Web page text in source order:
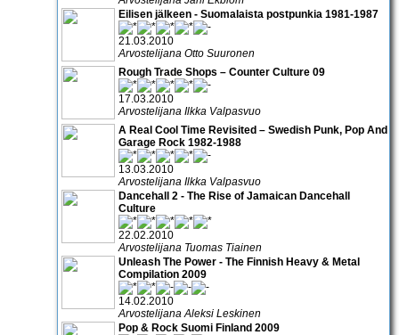
Eilisen jälkeen - Suomalaista postpunkia 1981-1987
21.03.2010
Arvostelijana Otto Suuronen
Rough Trade Shops – Counter Culture 09
17.03.2010
Arvostelijana Ilkka Valpasvuo
A Real Cool Time Revisited – Swedish Punk, Pop And
Garage Rock 1982-1988
13.03.2010
Arvostelijana Ilkka Valpasvuo
Dancehall 2 - The Rise of Jamaican Dancehall
Culture
22.02.2010
Arvostelijana Tuomas Tiainen
Unleash The Power - The Finnish Heavy & Metal
Compilation 2009
14.02.2010
Arvostelijana Aleksi Leskinen
Pop & Rock Suomi Finland 2009